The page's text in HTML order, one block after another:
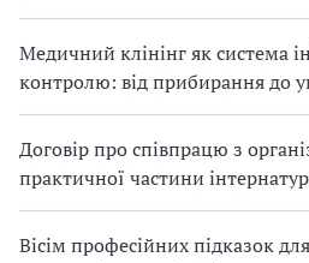
Медичний клінінг як система
контролю: від прибирання до
Договір про співпрацю з
практичної частини
Вісім професійних підказок